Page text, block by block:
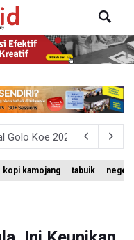
Golo Koe 2026,
IGRS Rampung 2026
Cantumkan Batas Waktu
kopi kamojang tabuik